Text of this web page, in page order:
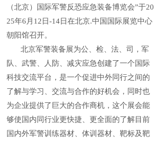
（北京）国际军警反恐应急装备博览会”于20
25年6月12日-14日在北京.中国国际展览中心
朝阳馆召开。
北京军警装备展为公、检、法、司，军
队、武警、人防、减灾应急创建了一个国际
科技交流平台，是一个促进中外同行之间的
了解与学习、交流与合作的好机会，同时也
为企业提供了巨大的合作商机，这个展会能
够使国内同行业更快捷、更全面的了解目前
国内外军警训练器材、体训器材、靶标及靶